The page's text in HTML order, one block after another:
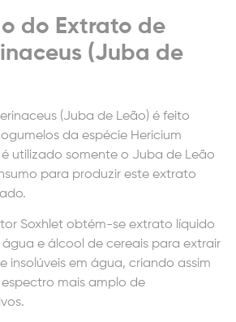
do Extrato de
(Juba de
(Juba de Leão) é feito
da espécie Hericium
utilizado somente o Juba de Leão
para produzir este extrato
Soxhlet obtém-se extrato líquido
e álcool de cereais para extrair
insolúveis em água, criando assim
mais amplo de